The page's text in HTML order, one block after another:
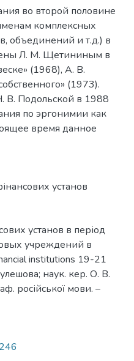
во второй половине
комплексных
объединений и т.д.) в
Л. M. Щетининым в
(1968), A. B.
(1973).
В. Подольской в 1988
по эргонимии как
время данное
установ
установ в період
учреждений в
institutions 19-21
наук. кер. О. В.
російської мови. –